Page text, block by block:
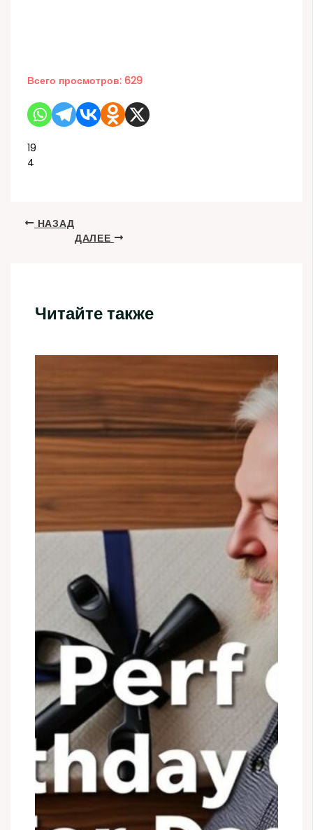
Всего просмотров: 629
19
4
НАЗАД
ДАЛЕЕ
Читайте также